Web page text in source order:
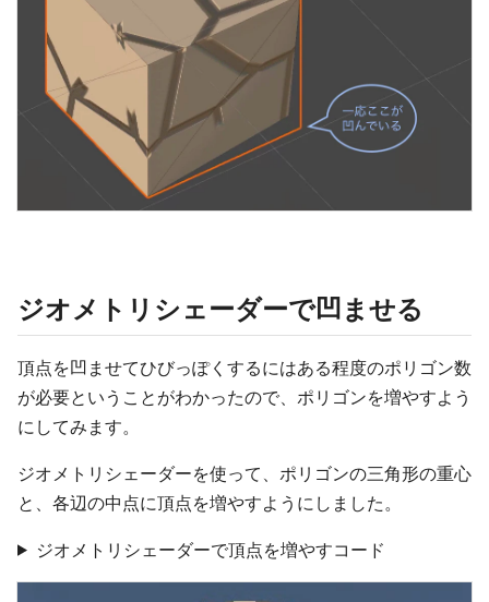
ジオメトリシェーダーで凹ませる
頂点を凹ませてひびっぽくするにはある程度のポリゴン数
が必要ということがわかったので、ポリゴンを増やすよう
にしてみます。
ジオメトリシェーダーを使って、ポリゴンの三角形の重心
と、各辺の中点に頂点を増やすようにしました。
ジオメトリシェーダーで頂点を増やすコード